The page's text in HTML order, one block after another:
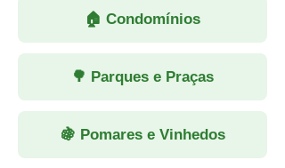
🏠 Condomínios
🌳 Parques e Praças
🍇 Pomares e Vinhedos